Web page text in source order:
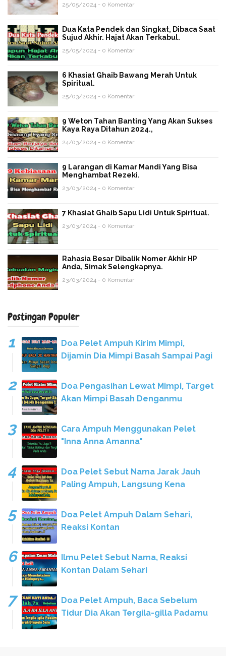
25/05/2024 - 0 Komentar
Dua Kata Pendek dan Singkat, Dibaca Saat
Sujud Akhir. Hajat Akan Terkabul.
25/05/2024 - 0 Komentar
6 Khasiat Ghaib Bawang Merah Untuk
Spiritual.
25/03/2024 - 0 Komentar
9 Weton Tahan Banting Yang Akan Sukses
Kaya Raya Ditahun 2024.,
24/03/2024 - 0 Komentar
9 Larangan di Kamar Mandi Yang Bisa
Menghambat Rezeki.
23/03/2024 - 0 Komentar
7 Khasiat Ghaib Sapu Lidi Untuk Spiritual.
23/03/2024 - 0 Komentar
Rahasia Besar Dibalik Nomer Akhir HP
Anda, Simak Selengkapnya.
23/03/2024 - 0 Komentar
Postingan Populer
Doa Pelet Ampuh Kirim Mimpi,
Dijamin Dia Mimpi Basah Sampai Pagi
Doa Pengasihan Lewat Mimpi, Target
Akan Mimpi Basah Denganmu
Cara Ampuh Menggunakan Pelet
"Inna Anna Amanna"
Doa Pelet Sebut Nama Jarak Jauh
Paling Ampuh, Langsung Kena
Doa Pelet Ampuh Dalam Sehari,
Reaksi Kontan
Ilmu Pelet Sebut Nama, Reaksi
Kontan Dalam Sehari
Doa Pelet Ampuh, Baca Sebelum
Tidur Dia Akan Tergila-gilla Padamu